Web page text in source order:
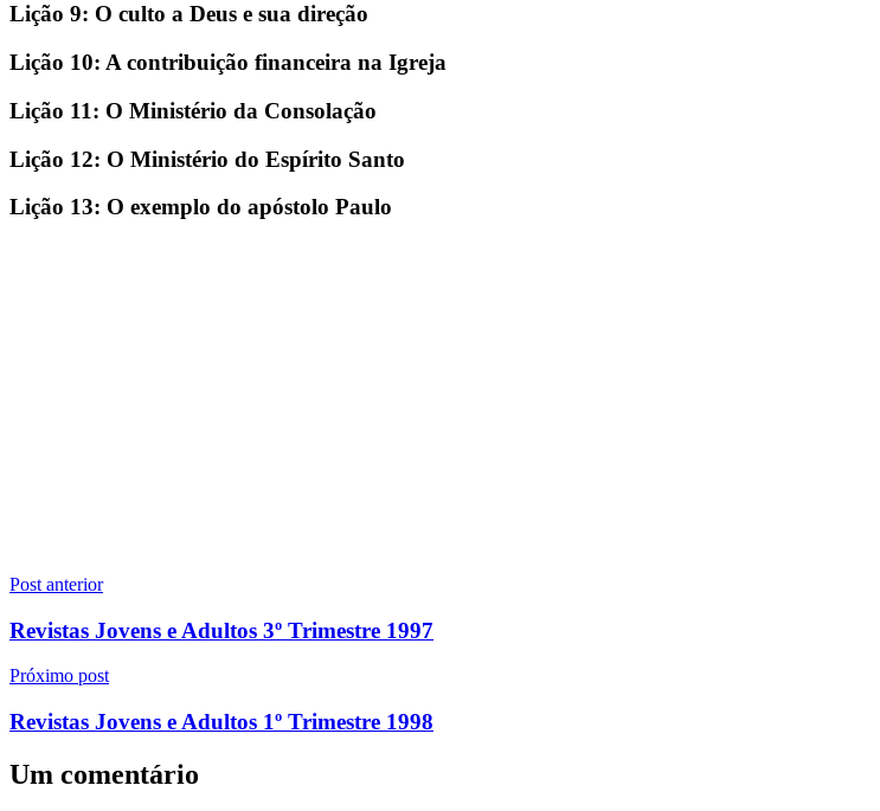
Lição 9: O culto a Deus e sua direção
Lição 10: A contribuição financeira na Igreja
Lição 11: O Ministério da Consolação
Lição 12: O Ministério do Espírito Santo
Lição 13: O exemplo do apóstolo Paulo
Navegação
de
Post anterior
Revistas Jovens e Adultos 3º Trimestre 1997
Próximo post
Revistas Jovens e Adultos 1º Trimestre 1998
Um comentário